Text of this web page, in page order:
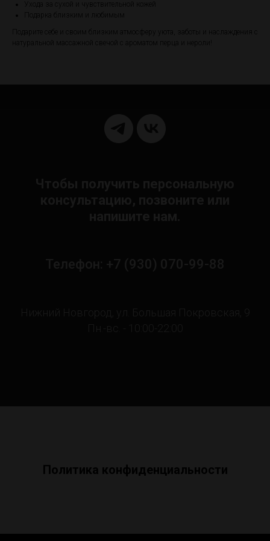
Ухода за сухой и чувствительной кожей
Подарка близким и любимым
Подарите себе и своим близким атмосферу уюта, заботы и наслаждения с
натуральной массажной свечой с ароматом перца и нероли!
Политика конфиденциальности